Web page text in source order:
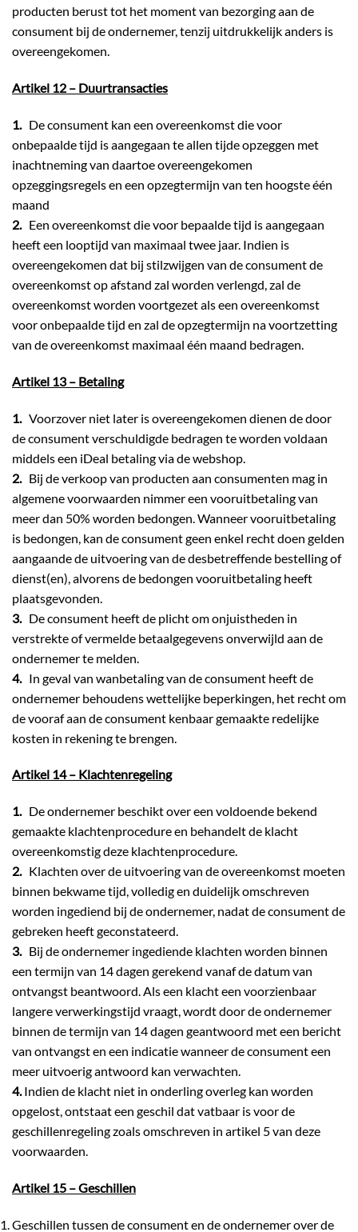
producten berust tot het moment van bezorging aan de
consument bij de ondernemer, tenzij uitdrukkelijk anders is
overeengekomen.
Artikel 12 – Duurtransacties
1.De consument kan een overeenkomst die voor
onbepaalde tijd is aangegaan te allen tijde opzeggen met
inachtneming van daartoe overeengekomen
opzeggingsregels en een opzegtermijn van ten hoogste één
maand
2.Een overeenkomst die voor bepaalde tijd is aangegaan
heeft een looptijd van maximaal twee jaar. Indien is
overeengekomen dat bij stilzwijgen van de consument de
overeenkomst op afstand zal worden verlengd, zal de
overeenkomst worden voortgezet als een overeenkomst
voor onbepaalde tijd en zal de opzegtermijn na voortzetting
van de overeenkomst maximaal één maand bedragen.
Artikel 13 – Betaling
1. Voorzover niet later is overeengekomen dienen de door
de consument verschuldigde bedragen te worden voldaan
middels een iDeal betaling via de webshop.
2. Bij de verkoop van producten aan consumenten mag in
algemene voorwaarden nimmer een vooruitbetaling van
meer dan 50% worden bedongen. Wanneer vooruitbetaling
is bedongen, kan de consument geen enkel recht doen gelden
aangaande de uitvoering van de desbetreffende bestelling of
dienst(en), alvorens de bedongen vooruitbetaling heeft
plaatsgevonden.
3. De consument heeft de plicht om onjuistheden in
verstrekte of vermelde betaalgegevens onverwijld aan de
ondernemer te melden.
4. In geval van wanbetaling van de consument heeft de
ondernemer behoudens wettelijke beperkingen, het recht om
de vooraf aan de consument kenbaar gemaakte redelijke
kosten in rekening te brengen.
Artikel 14 – Klachtenregeling
1.De ondernemer beschikt over een voldoende bekend
gemaakte klachtenprocedure en behandelt de klacht
overeenkomstig deze klachtenprocedure.
2.Klachten over de uitvoering van de overeenkomst moeten
binnen bekwame tijd, volledig en duidelijk omschreven
worden ingediend bij de ondernemer, nadat de consument de
gebreken heeft geconstateerd.
3.Bij de ondernemer ingediende klachten worden binnen
een termijn van 14 dagen gerekend vanaf de datum van
ontvangst beantwoord. Als een klacht een voorzienbaar
langere verwerkingstijd vraagt, wordt door de ondernemer
binnen de termijn van 14 dagen geantwoord met een bericht
van ontvangst en een indicatie wanneer de consument een
meer uitvoerig antwoord kan verwachten.
4.Indien de klacht niet in onderling overleg kan worden
opgelost, ontstaat een geschil dat vatbaar is voor de
geschillenregeling zoals omschreven in artikel 5 van deze
voorwaarden.
Artikel 15 – Geschillen
Geschillen tussen de consument en de ondernemer over de